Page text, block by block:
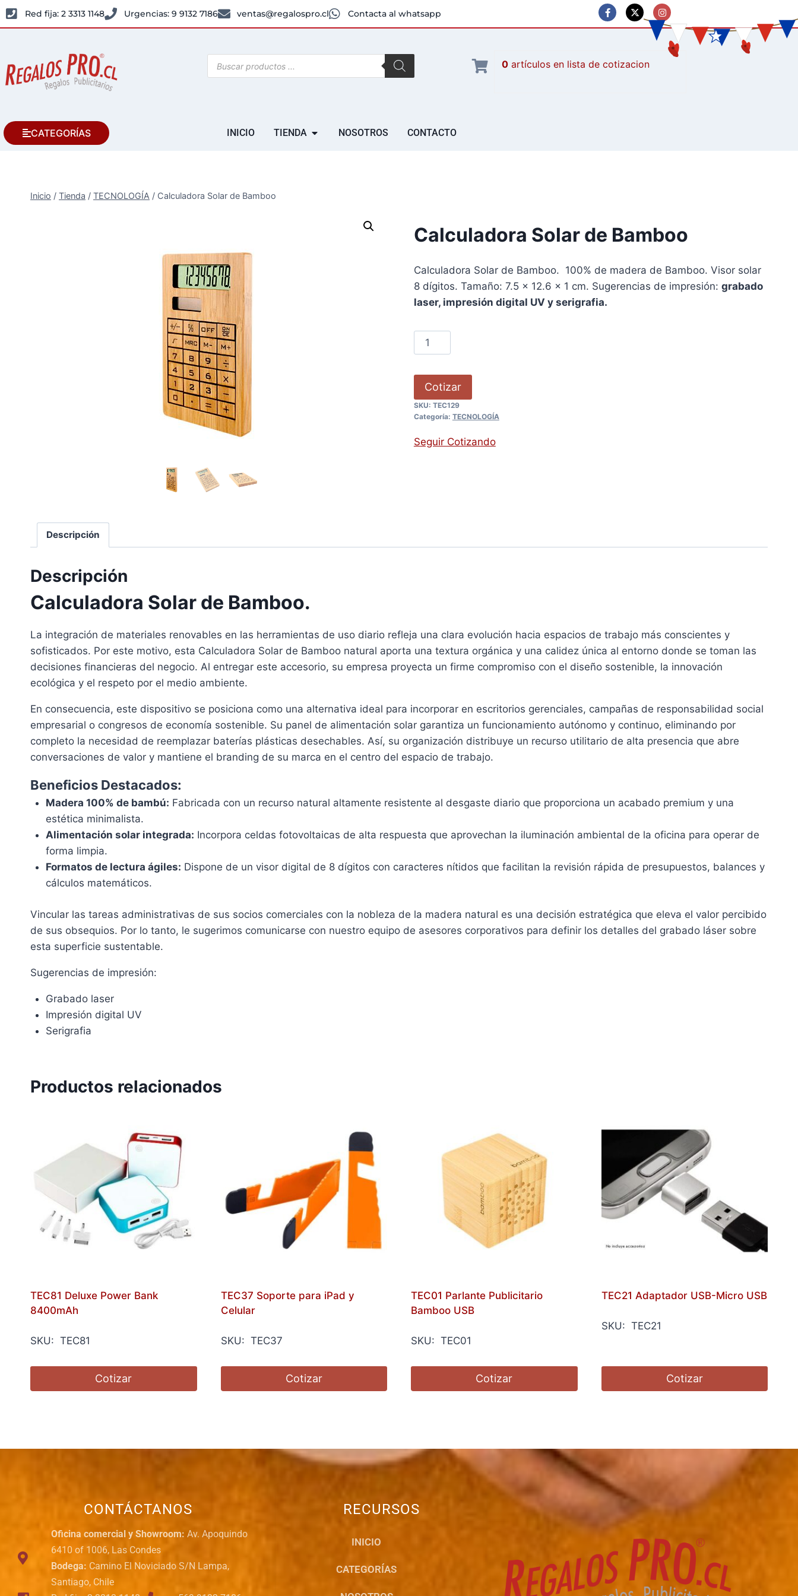
Red fija: 2 3313 1148 Urgencias: 9 9132 7186 ventas@regalospro.cl Contacta al whatsapp
0 artículos
CATEGORÍAS INICIO TIENDA NOSOTROS CONTACTO
Inicio / Tienda / TECNOLOGÍA / Calculadora Solar de Bamboo
Calculadora Solar de Bamboo
Calculadora Solar de Bamboo. 100% de madera de Bamboo. Visor solar
8 dígitos. Tamaño: 7.5 x 12.6 x 1 cm. Sugerencias de impresión: grabado
laser, impresión digital UV y serigrafia.
Cotizar
SKU: TEC129
Categoría: TECNOLOGÍA
Seguir Cotizando
Descripción
Descripción
Calculadora Solar de Bamboo.
La integración de materiales renovables en las herramientas de uso diario refleja una clara evolución hacia espacios de trabajo más conscientes y
sofisticados. Por este motivo, esta Calculadora Solar de Bamboo natural aporta una textura orgánica y una calidez única al entorno donde se toman las
decisiones financieras del negocio. Al entregar este accesorio, su empresa proyecta un firme compromiso con el diseño sostenible, la innovación
ecológica y el respeto por el medio ambiente.
En consecuencia, este dispositivo se posiciona como una alternativa ideal para incorporar en escritorios gerenciales, campañas de responsabilidad social
empresarial o congresos de economía sostenible. Su panel de alimentación solar garantiza un funcionamiento autónomo y continuo, eliminando por
completo la necesidad de reemplazar baterías plásticas desechables. Así, su organización distribuye un recurso utilitario de alta presencia que abre
conversaciones de valor y mantiene el branding de su marca en el centro del espacio de trabajo.
Beneficios Destacados:
Madera 100% de bambú: Fabricada con un recurso natural altamente resistente al desgaste diario que proporciona un acabado premium y una
estética minimalista.
Alimentación solar integrada: Incorpora celdas fotovoltaicas de alta respuesta que aprovechan la iluminación ambiental de la oficina para operar de
forma limpia.
Formatos de lectura ágiles: Dispone de un visor digital de 8 dígitos con caracteres nítidos que facilitan la revisión rápida de presupuestos, balances y
cálculos matemáticos.
Vincular las tareas administrativas de sus socios comerciales con la nobleza de la madera natural es una decisión estratégica que eleva el valor percibido
de sus obsequios. Por lo tanto, le sugerimos comunicarse con nuestro equipo de asesores corporativos para definir los detalles del grabado láser sobre
esta superficie sustentable.
Sugerencias de impresión:
Grabado laser
Impresión digital UV
Serigrafia
Productos relacionados
TEC81 Deluxe Power Bank
8400mAh
SKU: TEC81
Cotizar
TEC37 Soporte para iPad y
Celular
SKU: TEC37
Cotizar
TEC01 Parlante Publicitario
Bamboo USB
SKU: TEC01
Cotizar
TEC21 Adaptador USB-Micro USB
SKU: TEC21
Cotizar
CONTÁCTANOS
Oficina comercial y Showroom: Av. Apoquindo
6410 of 1006, Las Condes
Bodega: Camino El Noviciado S/N Lampa,
Santiago, Chile
RECURSOS
INICIO
CATEGORÍAS